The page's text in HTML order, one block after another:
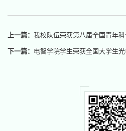
上一篇： 我校队伍荣获第八届全国青年科普
下一篇： 电智学院学生荣获全国大学生